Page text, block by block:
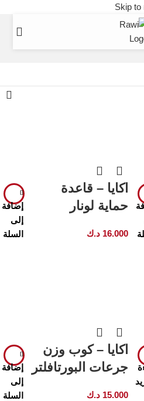
Skip to
إضافة
إلى
السلة
اكايا – قاعدة
حماية لونار
16.000 د.ك
إضافة
إلى
السلة
اكايا – كوب وزن
جرعات البورتافلتر
15.000 د.ك